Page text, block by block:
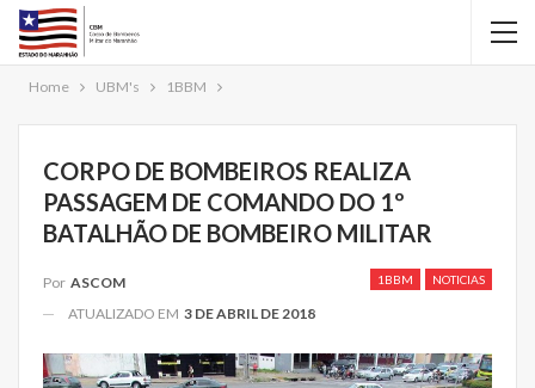
Home UBM's 1BBM
CORPO DE BOMBEIROS REALIZA
PASSAGEM DE COMANDO DO 1º
BATALHÃO DE BOMBEIRO MILITAR
1BBM NOTICIAS
Por ASCOM
ATUALIZADO EM 3 DE ABRIL DE 2018